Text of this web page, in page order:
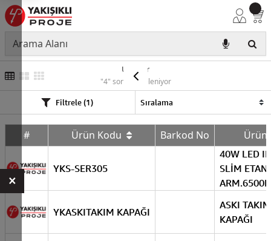
Ürünler
"4" sonuç listeleniyor
Filtrele (1)
# Ürün Kodu Barkod No Ürün
YKS-SER305
40W LED
SLİM
YKASKITAKIM KAPAĞI
ASKI
KAPAĞI
×